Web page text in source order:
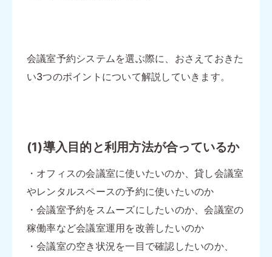
会議室予約システムを選ぶ際に、おさえておきた
い3つのポイントについて解説していきます。
(1)導入目的と利用方法が合っているか
・オフィスの会議室に使いたいのか、貸し会議室
やレンタルスペースの予約に使いたいのか
・会議室予約をスムーズにしたいのか、会議室の
稼働率など会議室運用を改善したいのか
・会議室の空き状況を一目で確認したいのか、